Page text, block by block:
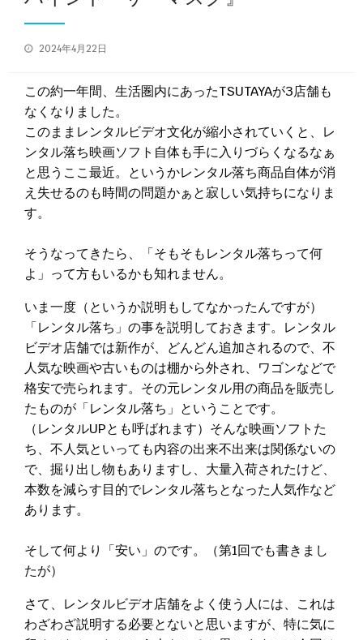
投
2024年4月22日
この約一年間、生活圏内にあったTSUTAYAが3店舗も
なくなりました。
このままレンタルビデオ文化が縮小されていくと、レ
ンタル落ち映画ソフト自体も手に入りづらくなるなぁ
と思うここ最近。というかレンタル落ち商品自体が消
え失せるのも時間の問題かぁと寂しい気持ちになりま
す。
そうなってきたら、「そもそもレンタル落ちって何
よ」って方もいるかも知れません。
いま一度（というか説明もしてなかったんですが）
「レンタル落ち」の事を説明しておきます。レンタル
ビデオ店舗では新作が、どんどん追加されるので、不
人気な映画や古いものは棚から外され、ワゴンなどで
格安で売られます。その元レンタル用の商品を販売し
たものが「レンタル落ち」ということです。
（レンタルUPとも呼ばれます）そんな映画ソフトた
ち、不人気といっても内容の出来不出来は関係ないの
で、掘り出し物もありますし、大量入荷されたけど、
本数を減らす目的でレンタル落ちとなった人気作など
あります。
そして何より「安い」のです。（第1回でも書きまし
たが）
さて、レンタルビデオ店舗をよく使う人には、これは
わざわざ説明する必要とないと思いますが、特に気に